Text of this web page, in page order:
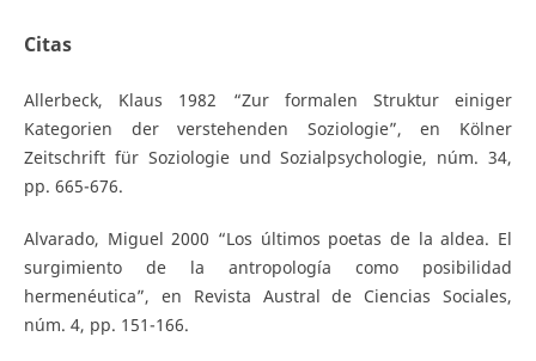
Citas
Allerbeck, Klaus 1982 “Zur formalen Struktur einiger
Kategorien der verstehenden Soziologie”, en Kölner
Zeitschrift für Soziologie und Sozialpsychologie, núm. 34,
pp. 665-676.
Alvarado, Miguel 2000 “Los últimos poetas de la aldea. El
surgimiento de la antropología como posibilidad
hermenéutica”, en Revista Austral de Ciencias Sociales,
núm. 4, pp. 151-166.